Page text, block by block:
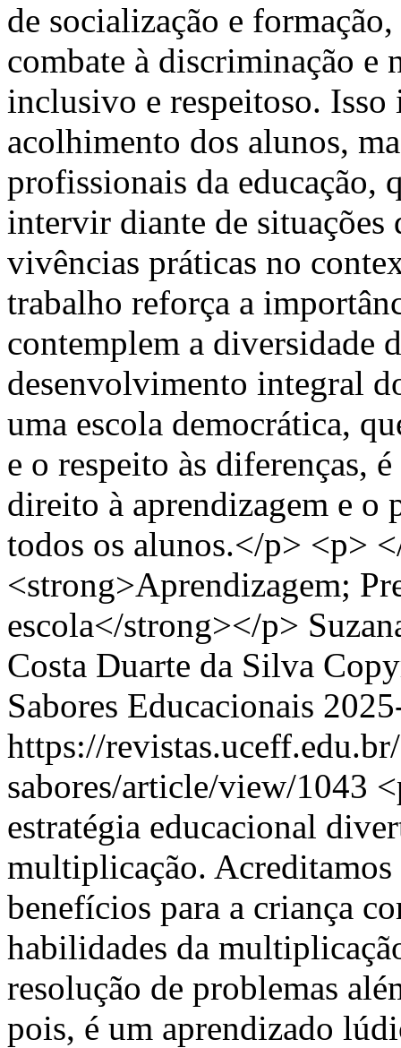
de socialização e
combate à discriminação e
inclusivo e respeitoso. Isso
acolhimento dos alunos,
profissionais da educação,
intervir diante de
vivências práticas no
trabalho reforça a
contemplem a diversidade
desenvolvimento integral
uma escola democrática,
e o respeito às diferenças,
direito à aprendizagem e o
todos os alunos.</p> <p>
<strong>Aprendizagem;
escola</strong></p>
Costa Duarte da Silva
Sabores Educacionais
https://
sabores/article/view/1043
estratégia educacional
multiplicação. Acreditamos
benefícios para a criança
habilidades da
resolução de problemas
pois, é um aprendizado